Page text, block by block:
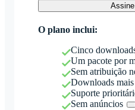
O plano inclui:
Cinco
Um pacote por
Sem atribuição
Downloads
Suporte
Sem anúncios